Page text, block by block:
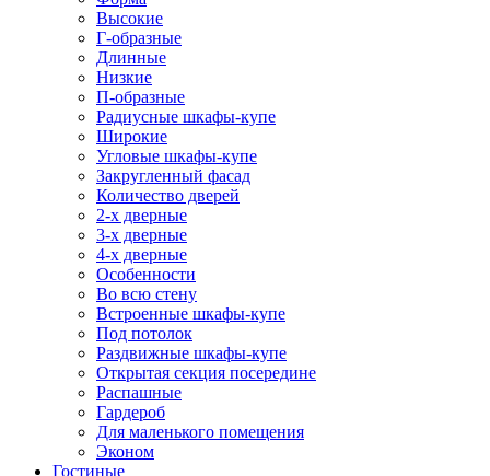
Высокие
Г-образные
Длинные
Низкие
П-образные
Радиусные шкафы-купе
Широкие
Угловые шкафы-купе
Закругленный фасад
Количество дверей
2-х дверные
3-х дверные
4-х дверные
Особенности
Во всю стену
Встроенные шкафы-купе
Под потолок
Раздвижные шкафы-купе
Открытая секция посередине
Распашные
Гардероб
Для маленького помещения
Эконом
Гостиные